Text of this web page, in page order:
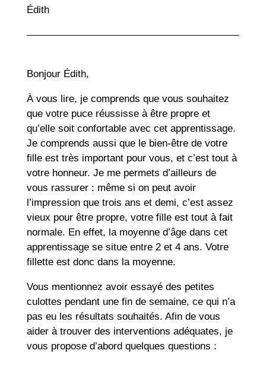
Édith
Bonjour Édith,
À vous lire, je comprends que vous souhaitez
que votre puce réussisse à être propre et
qu’elle soit confortable avec cet apprentissage.
Je comprends aussi que le bien-être de votre
fille est très important pour vous, et c’est tout à
votre honneur. Je me permets d’ailleurs de
vous rassurer : même si on peut avoir
l’impression que trois ans et demi, c’est assez
vieux pour être propre, votre fille est tout à fait
normale. En effet, la moyenne d’âge dans cet
apprentissage se situe entre 2 et 4 ans. Votre
fillette est donc dans la moyenne.
Vous mentionnez avoir essayé des petites
culottes pendant une fin de semaine, ce qui n’a
pas eu les résultats souhaités. Afin de vous
aider à trouver des interventions adéquates, je
vous propose d’abord quelques questions :